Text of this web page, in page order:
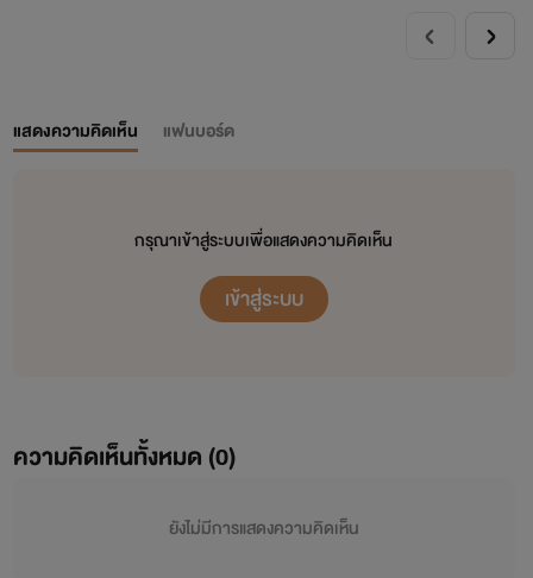
แสดงความคิดเห็น แฟนบอร์ด
กรุณาเข้าสู่ระบบเพื่อแสดงความคิดเห็น
เข้าสู่ระบบ
ความคิดเห็นทั้งหมด (0)
ยังไม่มีการแสดงความคิดเห็น